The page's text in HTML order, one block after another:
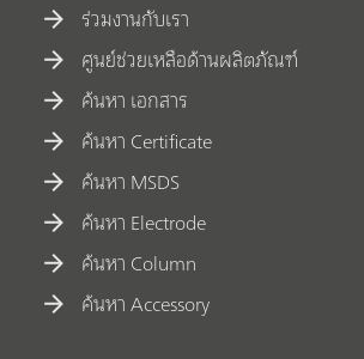
ร่วมงานกับเรา
ศูนย์ช่วยเหลือด้านผลิตภัณฑ์
ค้นหา เอกสาร
ค้นหา Certificate
ค้นหา MSDS
ค้นหา Electrode
ค้นหา Column
ค้นหา Accessory